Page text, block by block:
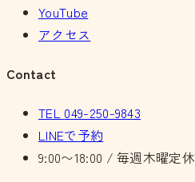
YouTube
アクセス
Contact
TEL 049-250-9843
LINEで予約
9:00〜18:00 / 毎週木曜定休